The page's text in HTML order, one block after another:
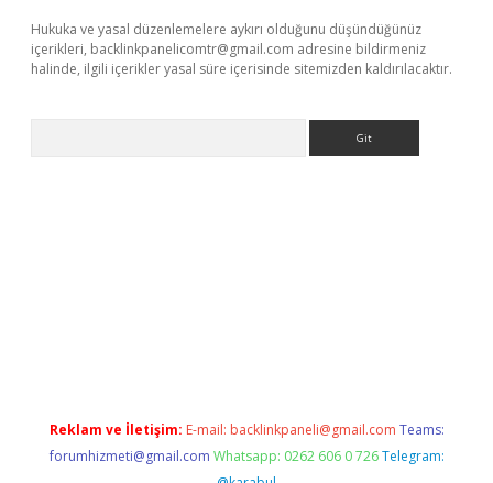
Hukuka ve yasal düzenlemelere aykırı olduğunu düşündüğünüz
içerikleri, backlinkpanelicomtr@gmail.com adresine bildirmeniz
halinde, ilgili içerikler yasal süre içerisinde sitemizden kaldırılacaktır.
Reklam ve İletişim: E-mail: backlinkpaneli@gmail.com Teams:
forumhizmeti@gmail.com Whatsapp: 0262 606 0 726 Telegram: